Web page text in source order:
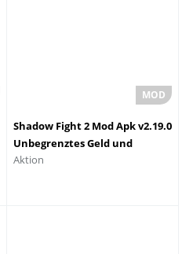
Shadow Fight 2 Mod Apk v2.19.0
Unbegrenztes Geld und
Edelsteine
Aktion